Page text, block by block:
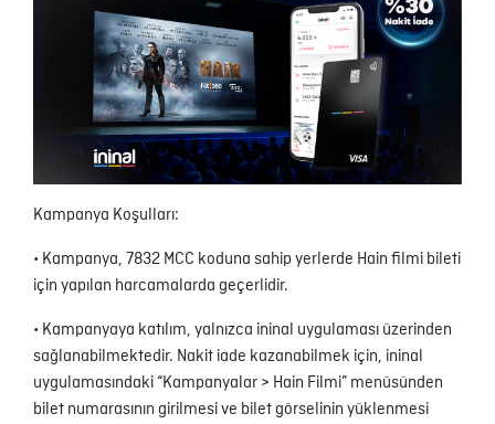
Kampanya Koşulları:
• Kampanya, 7832 MCC koduna sahip yerlerde Hain filmi bileti
için yapılan harcamalarda geçerlidir.
• Kampanyaya katılım, yalnızca ininal uygulaması üzerinden
sağlanabilmektedir. Nakit iade kazanabilmek için, ininal
uygulamasındaki “Kampanyalar > Hain Filmi” menüsünden
bilet numarasının girilmesi ve bilet görselinin yüklenmesi